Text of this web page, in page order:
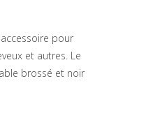
pour
et autres. Le
brossé et noir